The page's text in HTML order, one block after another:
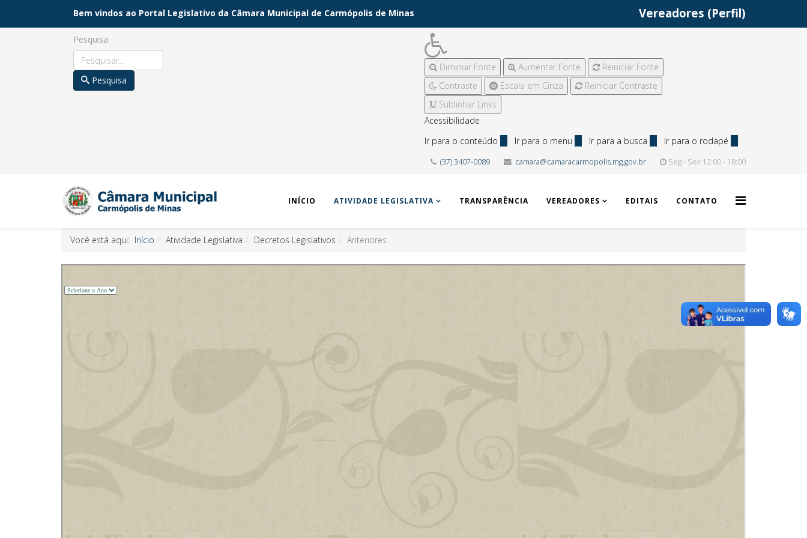
Bem vindos ao Portal Legislativo da Câmara Municipal de Carmópolis de Minas Vereadores (Perfil)
Pesquisa
Pesquisa
Diminuir Fonte Aumentar Fonte
Reiniciar Fonte
Contraste
Escala em Cinza
Reiniciar Contraste
Sublinhar Links
Acessibilidade
Ir para o conteúdo
Ir para o menu Ir para a busca Ir para o rodapé .
(37) 3407-0089 camara@camaracarmopolis.mg.gov.br Seg - Sex 12:00 - 18:00
INÍCIO ATIVIDADE LEGISLATIVA TRANSPARÊNCIA VEREADORES EDITAIS CONTATO
Você está aqui: Início Atividade Legislativa Decretos Legislativos Anteriores